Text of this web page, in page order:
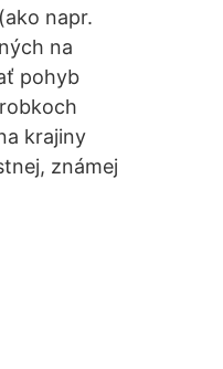
napr.
na
pohyb
krajiny
známej